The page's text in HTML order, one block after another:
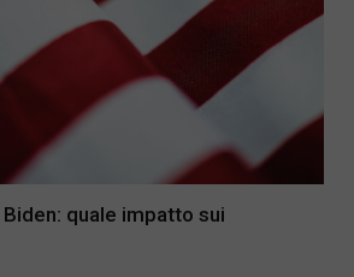
quale impatto sui